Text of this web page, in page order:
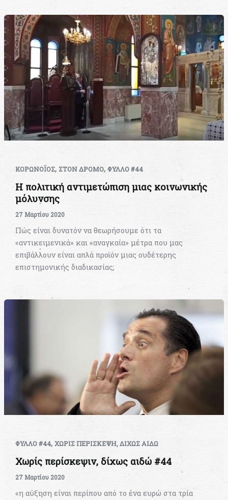
ΚΟΡΩΝΟΪΟΣ, ΣΤΟΝ ΔΡΟΜΟ, ΦΥΛΛΟ #44
Η πολιτική αντιμετώπιση μιας κοινωνικής
μόλυνσης
27 Μαρτίου 2020
Πώς είναι δυνατόν να θεωρήσουμε ότι τα
«αντικειμενικά» και «αναγκαία» μέτρα που μας
επιβάλλουν είναι απλά προϊόν μιας ουδέτερης
επιστημονικής διαδικασίας;
ΦΥΛΛΟ #44, ΧΩΡΙΣ ΠΕΡΙΣΚΕΨΗ, ΔΙΧΩΣ ΑΙΔΩ
Χωρίς περίσκεψιν, δίχως αιδώ #44
27 Μαρτίου 2020
«η αύξηση είναι περίπου από το ένα ευρώ στα τρία